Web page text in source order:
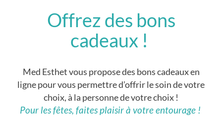
Offrez des bons
cadeaux !
Med Esthet vous propose des bons cadeaux en
ligne pour vous permettre d’offrir le soin de votre
choix, à la personne de votre choix !
Pour les fêtes, faites plaisir à votre entourage !